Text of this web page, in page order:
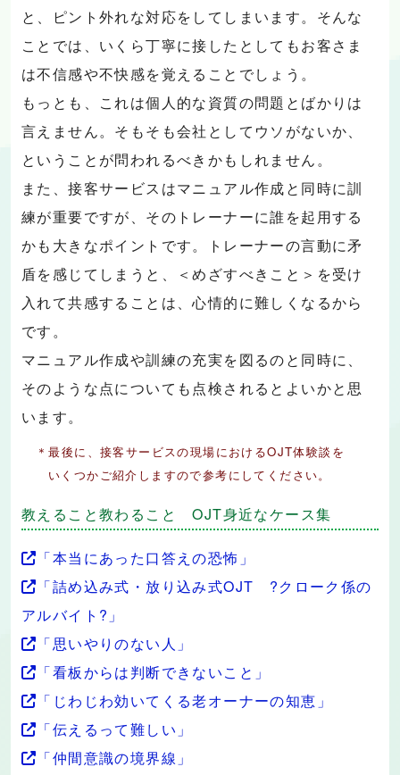
と、ピント外れな対応をしてしまいます。そんな
ことでは、いくら丁寧に接したとしてもお客さま
は不信感や不快感を覚えることでしょう。
もっとも、これは個人的な資質の問題とばかりは
言えません。そもそも会社としてウソがないか、
ということが問われるべきかもしれません。
また、接客サービスはマニュアル作成と同時に訓
練が重要ですが、そのトレーナーに誰を起用する
かも大きなポイントです。トレーナーの言動に矛
盾を感じてしまうと、＜めざすべきこと＞を受け
入れて共感することは、心情的に難しくなるから
です。
マニュアル作成や訓練の充実を図るのと同時に、
そのような点についても点検されるとよいかと思
います。
＊最後に、接客サービスの現場におけるOJT体験談を
いくつかご紹介しますので参考にしてください。
教えること教わること OJT身近なケース集
「本当にあった口答えの恐怖」
「詰め込み式・放り込み式OJT ?クローク係の
アルバイト?」
「思いやりのない人」
「看板からは判断できないこと」
「じわじわ効いてくる老オーナーの知恵」
「伝えるって難しい」
「仲間意識の境界線」